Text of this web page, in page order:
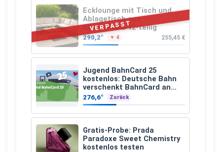
VERPASST
Ecklounge mit Tisch und
Ablagetisch aus
Akazienholz 12-teilig
290,2° ▼ 4 255,45 €
Jugend BahnCard 25
kostenlos: Deutsche Bahn
verschenkt BahnCard an
Kinder und Jugendliche
276,6° Zurück
Gratis-Probe: Prada
Paradoxe Sweet Chemistry
kostenlos testen